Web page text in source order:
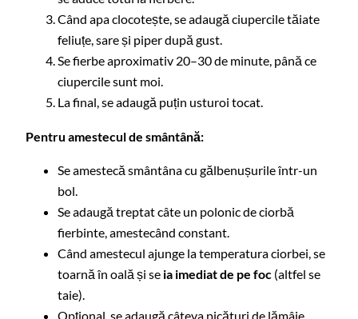
Când apa clocotește, se adaugă ciupercile tăiate
feliuțe, sare și piper după gust.
Se fierbe aproximativ 20–30 de minute, până ce
ciupercile sunt moi.
La final, se adaugă puțin usturoi tocat.
Pentru amestecul de smântână:
Se amestecă smântâna cu gălbenușurile într-un
bol.
Se adaugă treptat câte un polonic de ciorbă
fierbinte, amestecând constant.
Când amestecul ajunge la temperatura ciorbei, se
toarnă în oală și se ia imediat de pe foc (altfel se
taie).
Opțional, se adaugă câteva picături de lămâie